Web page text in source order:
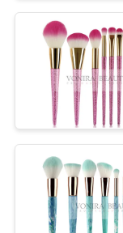
セッ
構造
レク